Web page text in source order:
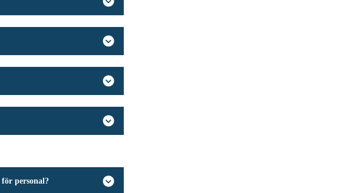
personal?